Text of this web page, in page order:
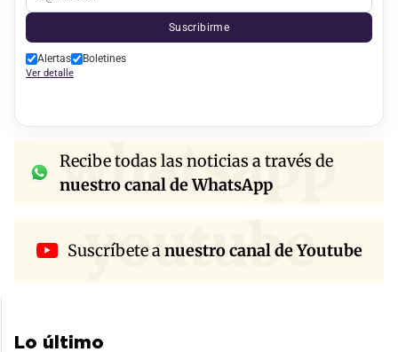
Suscribirme
Alertas Boletines
Ver detalle
whatsapp
Recibe todas las noticias a través de
nuestro canal de WhatsApp
youtube
Suscríbete anuestro canal de Youtube
Lo último